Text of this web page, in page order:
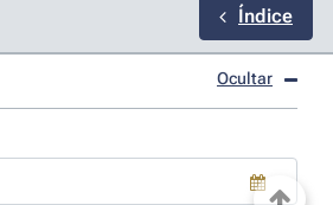
Índice
Ocultar